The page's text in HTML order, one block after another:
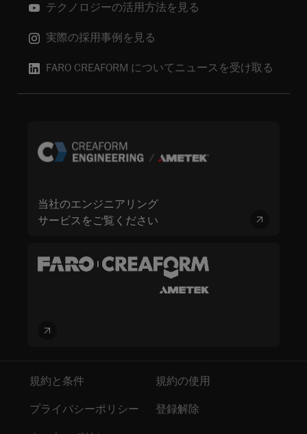
テクノロジーの活用方法を見る
実際の採用事例を見る
FARO CREAFORM についてニュースを受け取る
当社のエンジニアリング
サービスをご覧ください
規約と条件 規約の使用
プライバシーポリシー 登録解除